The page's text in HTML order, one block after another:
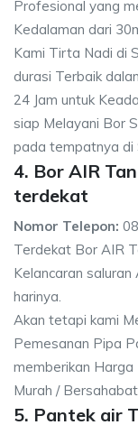
Profesional yang
Kedalaman dari
Kami Tirta Nadi di
durasi Terbaik
24 Jam untuk
siap Melayani Bor
pada tempatnya di
4. Bor AIR
terdekat
Nomor Telepon:
Terdekat Bor AIR
Kelancaran
harinya.
Akan tetapi kami
Pemesanan Pipa
memberikan
Murah /
5. Pantek air